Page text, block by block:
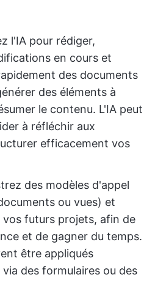
l'IA pour rédiger,
en cours et
des documents
des éléments à
le contenu. L'IA peut
à réfléchir aux
efficacement vos
des modèles d'appel
ou vues) et
futurs projets, afin de
et de gagner du temps.
être appliqués
des formulaires ou des